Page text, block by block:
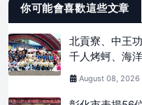
你可能會喜歡這些文章
北貢寮、中王
千人烤蚵、海
August 08, 2026